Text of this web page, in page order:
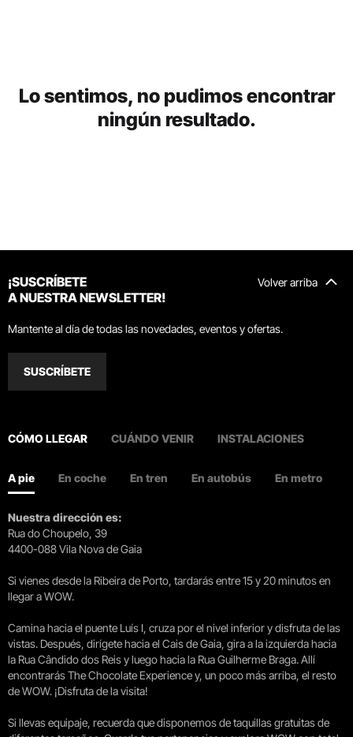
Lo sentimos, no pudimos encontrar
ningún resultado.
Volver arriba
¡SUSCRÍBETE
A NUESTRA NEWSLETTER!
Mantente al día de todas las novedades, eventos y ofertas.
SUSCRÍBETE
CÓMO LLEGAR CUÁNDO VENIR INSTALACIONES
A pie En coche En tren En autobús En metro
Nuestra dirección es:
Rua do Choupelo, 39
4400-088 Vila Nova de Gaia
Si vienes desde la Ribeira de Porto, tardarás entre 15 y 20 minutos en
llegar a WOW.
Camina hacia el puente Luís I, cruza por el nivel inferior y disfruta de las
vistas. Después, dirígete hacia el Cais de Gaia, gira a la izquierda hacia
la Rua Cândido dos Reis y luego hacia la Rua Guilherme Braga. Allí
encontrarás The Chocolate Experience y, un poco más arriba, el resto
de WOW. ¡Disfruta de la visita!
Si llevas equipaje, recuerda que disponemos de taquillas gratuitas de